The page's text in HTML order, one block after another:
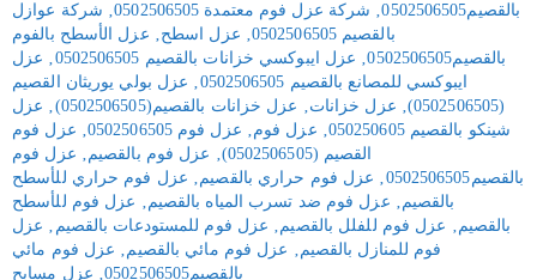
بالقصيم0502506505
‚ شركة عزل فوم معتمدة 0502506505 ‚ شركة عوازل
بالقصيم 0502506505
‚ عزل اسطح‚ عزل الأسطح بالفوم
بالقصيم0502506505
‚ عزل ايبوكسي خزانات بالقصيم 0502506505 ‚ عزل
ايبوكسي للمصانع بالقصيم 0502506505
‚ عزل بولي يوريثان القصيم
(0502506505)
‚ عزل خزانات‚ عزل خزانات بالقصيم(0502506505) ‚ عزل
شينكو بالقصيم 050250605
‚ عزل فوم‚ عزل فوم 0502506505 ‚ عزل فوم
القصيم (0502506505)
‚ عزل فوم بالقصيم‚ عزل فوم
بالقصيم0502506505
‚ عزل فوم حراري بالقصيم‚ عزل فوم حراري للأسطح
بالقصيم‚ عزل فوم ضد تسرب المياه بالقصيم‚ عزل فوم للأسطح
بالقصيم‚ عزل فوم للفلل بالقصيم‚ عزل فوم للمستودعات بالقصيم ‚ عزل
فوم للمنازل بالقصيم‚ عزل فوم مائي بالقصيم‚ عزل فوم مائي
بالقصيم0502506505
‚ عزل مسابح